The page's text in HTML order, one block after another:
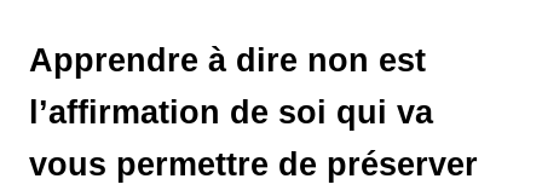
Apprendre à dire non est
l’affirmation de soi qui va
vous permettre de préserver